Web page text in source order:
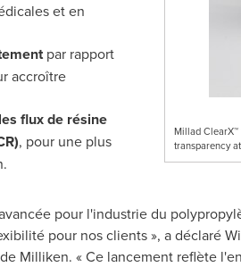
Millad
transparency
et en
par rapport
accroître
flux de résine
, pour une plus
pour l'industrie du
pour nos clients », a déclaré
Milliken. « Ce lancement reflète